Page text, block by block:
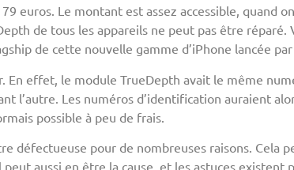
euros. Le montant est assez accessible, quand
de tous les appareils ne peut pas être réparé.
de cette nouvelle gamme d’iPhone lancée
En effet, le module TrueDepth avait le même
l’autre. Les numéros d’identification auraient
possible à peu de frais.
pour de nombreuses raisons. Cela
aussi en être la cause, et les astuces existent